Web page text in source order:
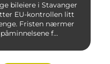
bileiere i Stavanger
EU-kontrollen litt
Fristen nærmer
f...